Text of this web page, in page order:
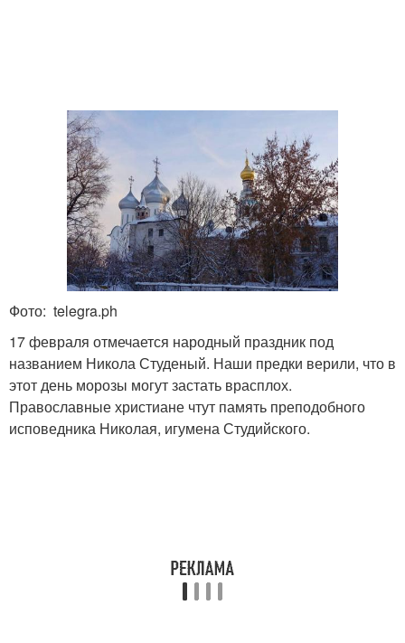
Фото: telegra.ph
17 февраля отмечается народный праздник под
названием Никола Студеный. Наши предки верили, что в
этот день морозы могут застать врасплох.
Православные христиане чтут память преподобного
исповедника Николая, игумена Студийского.